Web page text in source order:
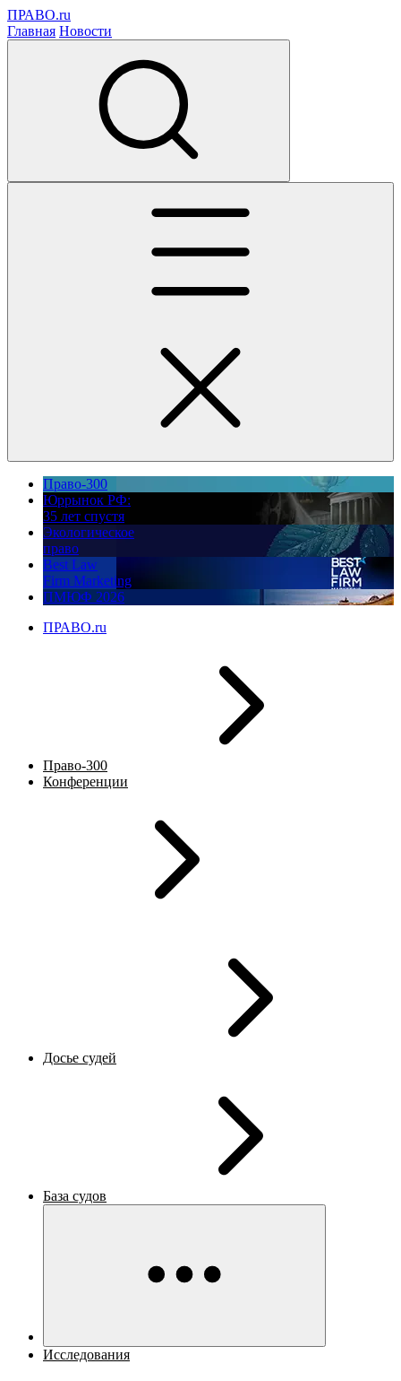
ПРАВО.ru
Главная Новости
Право-300
Юррынок РФ:
35 лет спустя
Экологическое
право
Best Law
Firm Marketing
ПМЮФ 2026
ПРАВО.ru
Право-300
Конференции
Досье судей
База судов
Исследования